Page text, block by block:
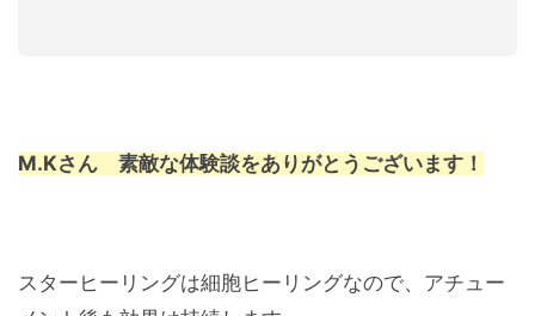
M.Kさん 素敵な体験談をありがとうございます！
スターヒーリングは細胞ヒーリングなので、アチュー